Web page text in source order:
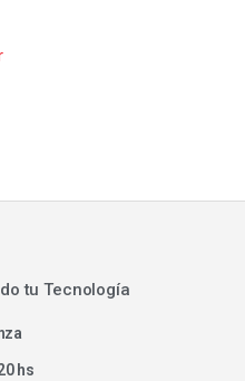
tu Tecnología
hs